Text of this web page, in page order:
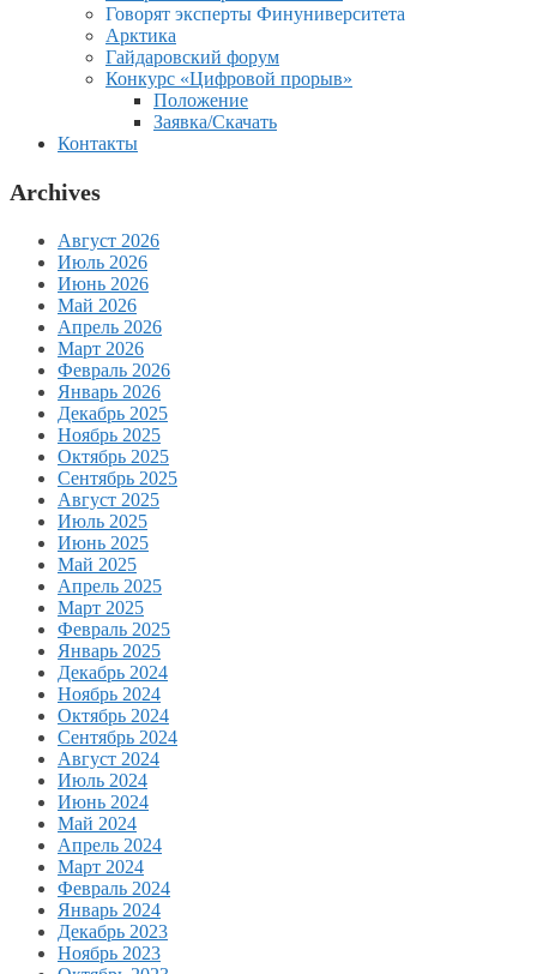
Говорят эксперты Финуниверситета
Арктика
Гайдаровский форум
Конкурс «Цифровой прорыв»
Положение
Заявка/Скачать
Контакты
Archives
Август 2026
Июль 2026
Июнь 2026
Май 2026
Апрель 2026
Март 2026
Февраль 2026
Январь 2026
Декабрь 2025
Ноябрь 2025
Октябрь 2025
Сентябрь 2025
Август 2025
Июль 2025
Июнь 2025
Май 2025
Апрель 2025
Март 2025
Февраль 2025
Январь 2025
Декабрь 2024
Ноябрь 2024
Октябрь 2024
Сентябрь 2024
Август 2024
Июль 2024
Июнь 2024
Май 2024
Апрель 2024
Март 2024
Февраль 2024
Январь 2024
Декабрь 2023
Ноябрь 2023